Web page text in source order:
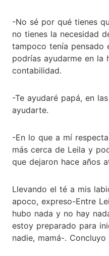
-No sé por qué tienes
no tienes la necesidad
tampoco tenía pensado
podrías ayudarme en la
contabilidad.
-Te ayudaré papá, en
ayudarte.
-En lo que a mí
más cerca de Leila y
que dejaron hace años
Llevando el té a mis
apoco, expreso-Entre
hubo nada y no hay
estoy preparado para
nadie, mamá-.